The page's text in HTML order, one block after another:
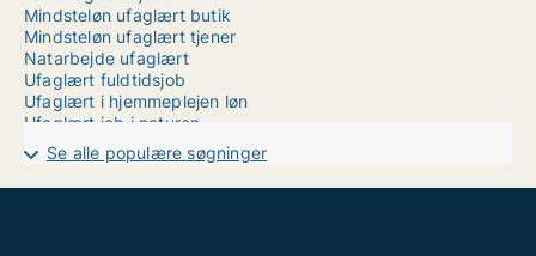
Mindsteløn ufaglært butik
Mindsteløn ufaglært tjener
Natarbejde ufaglært
Ufaglært fuldtidsjob
Ufaglært i hjemmeplejen løn
Ufaglært job i naturen
Ufaglært job slagelse kommune
Ufaglært job sønderjylland
Ufaglært job varde
Se alle populære søgninger